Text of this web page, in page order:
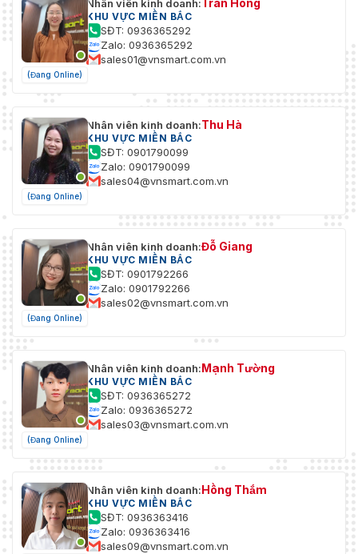
(Đang Online)
Nhân viên kinh doanh: Trần Hồng
KHU VỰC MIỀN BẮC
SĐT: 0936365292
Zalo: 0936365292
sales01@vnsmart.com.vn
(Đang Online)
Nhân viên kinh doanh:Thu Hà
KHU VỰC MIỀN BẮC
SĐT: 0901790099
Zalo: 0901790099
sales04@vnsmart.com.vn
(Đang Online)
Nhân viên kinh doanh:Đỗ Giang
KHU VỰC MIỀN BẮC
SĐT: 0901792266
Zalo: 0901792266
sales02@vnsmart.com.vn
(Đang Online)
Nhân viên kinh doanh:Mạnh Tường
KHU VỰC MIỀN BẮC
SĐT: 0936365272
Zalo: 0936365272
sales03@vnsmart.com.vn
Nhân viên kinh doanh:Hồng Thắm
KHU VỰC MIỀN BẮC
SĐT: 0936363416
Zalo: 0936363416
sales09@vnsmart.com.vn